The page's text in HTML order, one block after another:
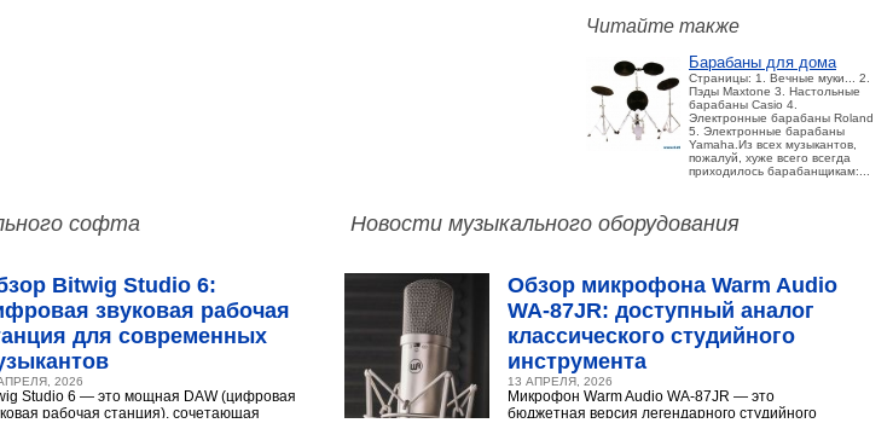
Читайте также
Барабаны для дома
Страницы: 1. Вечные муки... 2.
Пэды Maxtone 3. Настольные
барабаны Casio 4.
Электронные барабаны Roland
5. Электронные барабаны
Yamaha.Из всех музыкантов,
пожалуй, хуже всего всегда
приходилось барабанщикам:...
софта
Bitwig Studio 6:
звуковая рабочая
для современных
2026
Studio 6 — это мощная DAW (цифровая
рабочая станция), сочетающая
Новости музыкального оборудования
Обзор микрофона Warm Audio
WA‑87JR: доступный аналог
классического студийного
инструмента
13 АПРЕЛЯ, 2026
Микрофон Warm Audio WA‑87JR — это
бюджетная версия легендарного студийного